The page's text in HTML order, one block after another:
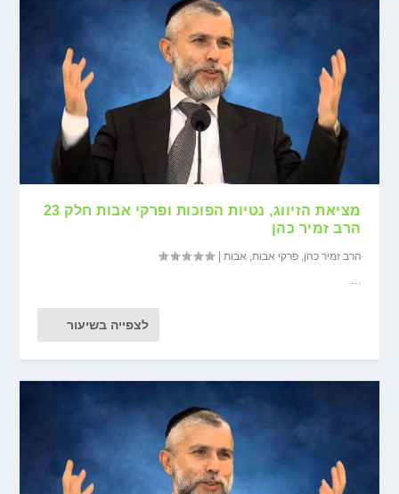
מציאת הזיווג, נטיות הפוכות ופרקי אבות חלק 23
הרב זמיר כהן
הרב זמיר כהן,פרקי אבות, אבות |
...
לצפייה בשיעור